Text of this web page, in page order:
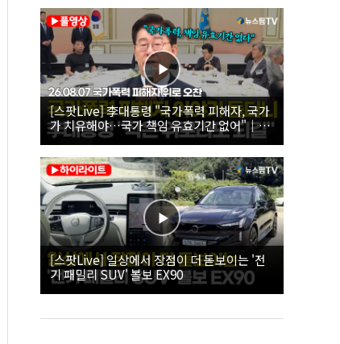
[스팟Live] 李대통령 "국가폭력 피해자, 국가
가 치유해야…국가 책임 유효기간 없어"｜
26.08.07 국가폭력 피해자 위로 오찬
[스팟Live] 일상에서 장점이 더 돋보이는 '전
기 패밀리 SUV' 볼보 EX90